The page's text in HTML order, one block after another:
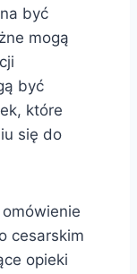
być
mogą
być
które
się do
cesarskim
opieki